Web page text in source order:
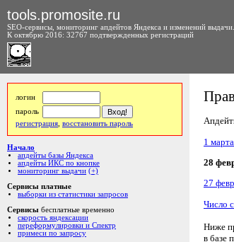
tools.promosite.ru
SEO-сервисы, мониторинг апдейтов Яндекса и изменений выдачи.
К октябрю 2016: 32767 подтвержденных регистраций
логин
пароль
регистрация восстановить пароль
Начало
апдейты базы Яндекса
апдейты ИКС по кнопке
мониторинг выдачи (+)
Сервисы платные
выборки из статистики запросов
Сервисы бесплатные временно
скорость яндексации
переформулировки и Спектр
примеси по запросу
1
28
27
Число
Ниже
в базе